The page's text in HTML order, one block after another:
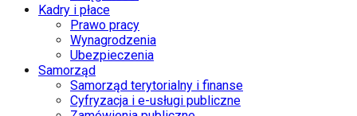
Kadry i płace
Prawo pracy
Wynagrodzenia
Ubezpieczenia
Samorząd
Samorząd terytorialny i finanse
Cyfryzacja i e-usługi publiczne